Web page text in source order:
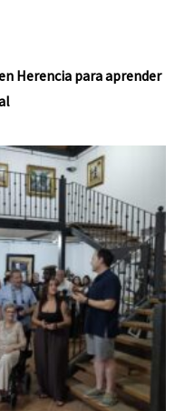
Herencia para aprender